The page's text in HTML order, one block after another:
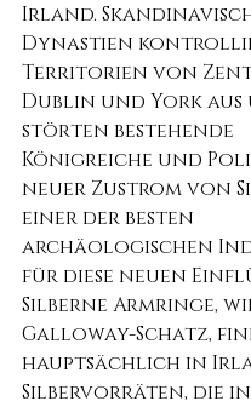
Irland.
Dynastien
Territorien von
Dublin und York aus
störten bestehende
Königreiche und
neuer Zustrom von
einer der besten
archäologischen
für diese neuen
Silberne Armringe,
Galloway-Schatz,
hauptsächlich in
Silbervorräten, die